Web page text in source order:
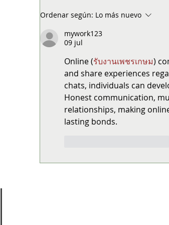
Entel y Desafío Levantemos Chile
despliegan apoyo a vecinos afectados
por las inundaciones
Ordenar según: Lo más nuevo
mywork123
09 jul
Online (รับงานเพชรเกษม)
and share experiences
chats, individuals can
Honest communication,
relationships, making
lasting bonds.